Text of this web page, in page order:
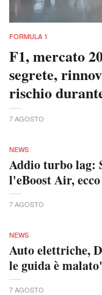
FORMULA 1
F1, mercato
segrete,
rischio
7 AGOSTO
NEWS
Addio turbo lag:
l'eBoost Air,
7 AGOSTO
NEWS
Auto elettriche,
le guida è
7 AGOSTO